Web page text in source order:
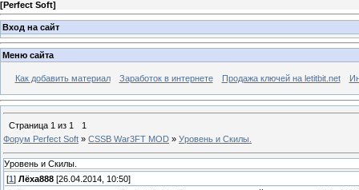
[Perfect Soft]
Вход на сайт
Меню сайта
Как добавить материал Заработок в интернете Продажа ключей на letitbit.net
Страница 1 из 1
1
Форум Perfect Soft » CSSB War3FT MOD » Уровень и Скилы.
Уровень и Скилы.
[1 ] Лёха888 [26.04.2014, 10:50]